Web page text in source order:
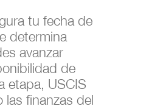
tu fecha de
determina
avanzar
de
etapa, USCIS
las finanzas del